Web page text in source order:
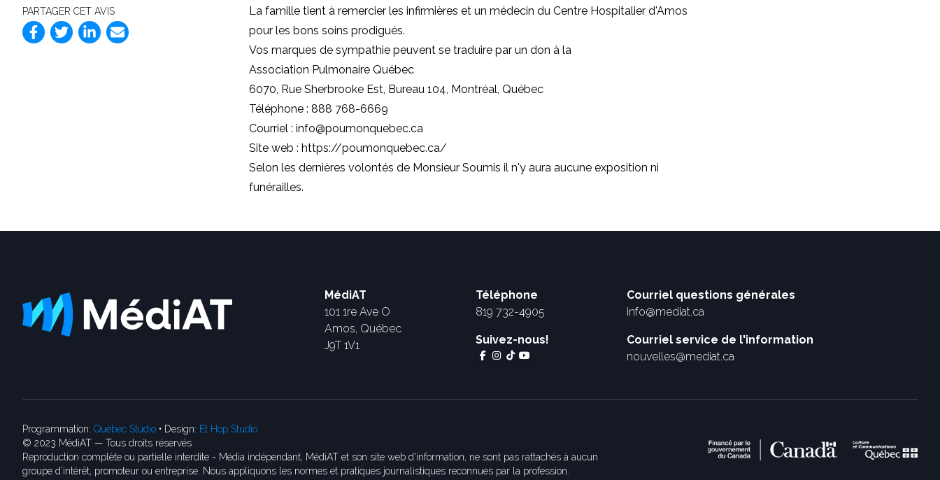
PARTAGER CET AVIS
La famille tient à remercier les infirmières et un médecin du Centre Hospitalier d'Amos
pour les bons soins prodigués.
Vos marques de sympathie peuvent se traduire par un don à la
Association Pulmonaire Québec
6070, Rue Sherbrooke Est, Bureau 104, Montréal, Québec
Téléphone : 888 768-6669
Courriel : info@poumonquebec.ca
Site web : https://poumonquebec.ca/
Selon les dernières volontés de Monsieur Soumis il n'y aura aucune exposition ni
funérailles.
MédiAT
101 1re Ave O
Amos, Québec
J9T 1V1
Téléphone
819 732-4905
Suivez-nous!
Courriel questions générales
info@mediat.ca
Courriel service de l'information
nouvelles@mediat.ca
Programmation: Québec Studio • Design: Et Hop Studio
© 2023 MédiAT — Tous droits réservés
Reproduction complète ou partielle interdite - Média indépendant, MédiAT et son site web d'information, ne sont pas rattachés à aucun
groupe d’intérêt, promoteur ou entreprise. Nous appliquons les normes et pratiques journalistiques reconnues par la profession.